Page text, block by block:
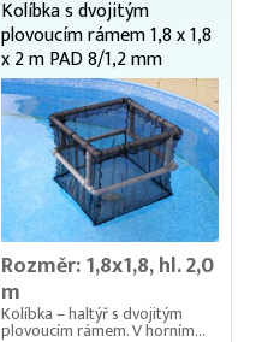
Kolíbka s dvojitým
plovoucím rámem 1,8 x 1,8
x 2 m PAD 8/1,2 mm
Rozměr: 1,8x1,8, hl. 2,0
m
Kolíbka – haltýř s dvojitým
plovoucím rámem. V horním...